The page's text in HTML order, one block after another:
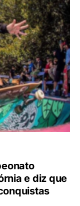
e diz que